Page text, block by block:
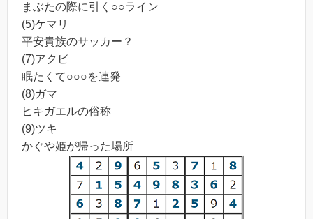
まぶたの際に引く○○ライン
(5)ケマリ
平安貴族のサッカー？
(7)アクビ
眠たくて○○○を連発
(8)ガマ
ヒキガエルの俗称
(9)ツキ
かぐや姫が帰った場所